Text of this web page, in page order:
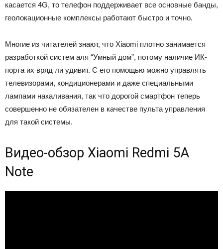
касается 4G, то телефон поддерживает все основные банды,
геолокационные комплексы работают быстро и точно.
Многие из читателей знают, что Xiaomi плотно занимается
разработкой систем аля “Умный дом”, потому наличие ИК-
порта их вряд ли удивит. С его помощью можно управлять
телевизорами, кондиционерами и даже специальными
лампами накаливания, так что дорогой смартфон теперь
совершенно не обязателен в качестве пульта управления
для такой системы.
Видео-обзор Xiaomi Redmi 5A
Note